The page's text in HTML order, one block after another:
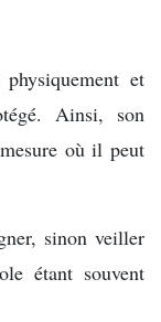
et
Ainsi, son
où il peut
sinon veiller
étant souvent